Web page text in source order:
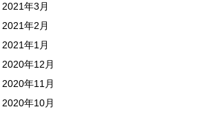
2021年3月
2021年2月
2021年1月
2020年12月
2020年11月
2020年10月